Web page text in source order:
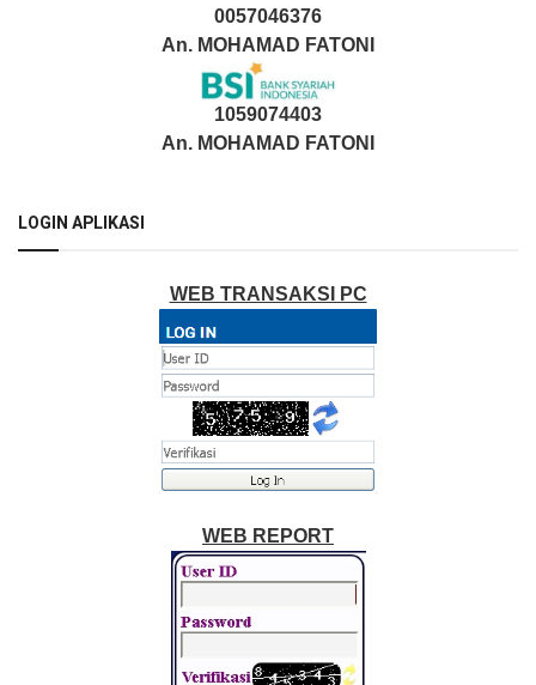
0057046376
An. MOHAMAD FATONI
1059074403
An. MOHAMAD FATONI
LOGIN APLIKASI
WEB TRANSAKSI PC
WEB REPORT